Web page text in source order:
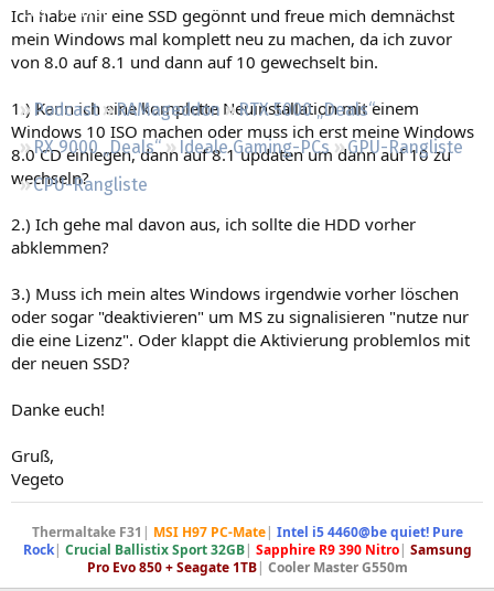
Leserartikel
Regeln
Podcast RAMageddon
RTX 5000 „Deals“
RX 9000 „Deals“
Ideale Gaming-PCs
GPU-Rangliste
CPU-Rangliste
Ich habe mir eine SSD gegönnt und freue mich demnächst
mein Windows mal komplett neu zu machen, da ich zuvor
von 8.0 auf 8.1 und dann auf 10 gewechselt bin.
1.) Kann ich eine komplette Neuinstallation mit einem
Windows 10 ISO machen oder muss ich erst meine Windows
8.0 CD einlegen, dann auf 8.1 updaten um dann auf 10 zu
wechseln?
2.) Ich gehe mal davon aus, ich sollte die HDD vorher
abklemmen?
3.) Muss ich mein altes Windows irgendwie vorher löschen
oder sogar "deaktivieren" um MS zu signalisieren "nutze nur
die eine Lizenz". Oder klappt die Aktivierung problemlos mit
der neuen SSD?
Danke euch!
Gruß,
Vegeto
Thermaltake F31 | MSI H97 PC-Mate| Intel i5 4460@be quiet! Pure
Rock| Crucial Ballistix Sport 32GB| Sapphire R9 390 Nitro| Samsung
Pro Evo 850 + Seagate 1TB| Cooler Master G550m